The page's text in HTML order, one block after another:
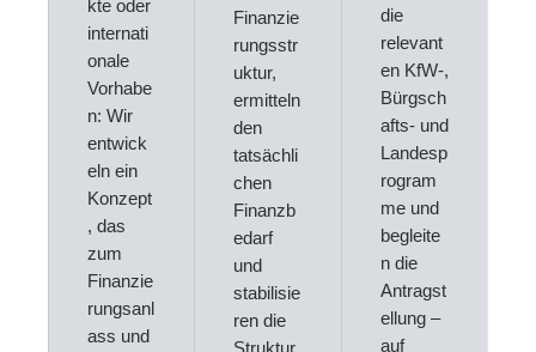
kte oder
internati
onale
Vorhabe
n: Wir
entwick
eln ein
Konzept
, das
zum
Finanzie
rungsanl
ass und
Finanzie
rungsstr
uktur,
ermitteln
den
tatsächli
chen
Finanzb
edarf
und
stabilisie
ren die
die
relevant
en KfW-,
Bürgsch
afts- und
Landesp
rogram
me und
begleite
n die
Antragst
ellung –
auf